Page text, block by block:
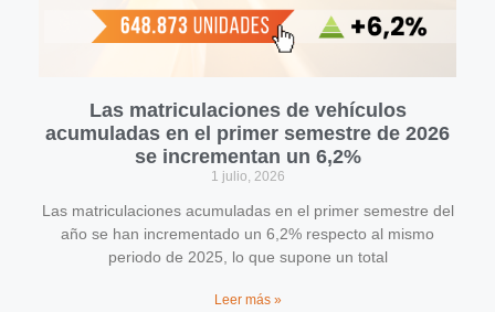
Las matriculaciones de vehículos
acumuladas en el primer semestre de 2026
se incrementan un 6,2%
1 julio, 2026
Las matriculaciones acumuladas en el primer semestre del
año se han incrementado un 6,2% respecto al mismo
periodo de 2025, lo que supone un total
Leer más »